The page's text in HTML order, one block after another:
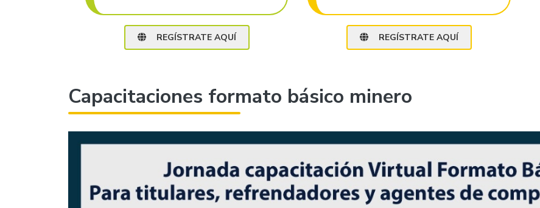
REGÍSTRATE AQUÍ REGÍSTRATE AQUÍ
Capacitaciones formato básico minero